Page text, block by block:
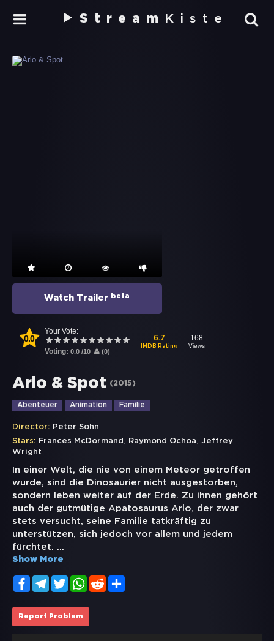
Stream Kiste
Watch Trailer beta
0.0
Your Vote:
Voting: 0.0 /10 (0)
6.7
IMDB Rating
168
Views
Arlo & Spot (2015)
Abenteuer Animation Familie
Director: Peter Sohn
Stars: Frances McDormand , Raymond Ochoa, Jeffrey
Wright
In einer Welt, die nie von einem Meteor getroffen
wurde, sind die Dinosaurier nicht ausgestorben,
sondern leben weiter auf der Erde. Zu ihnen gehört
auch der gutmütige Apatosaurus Arlo, der zwar
stets versucht, seine Familie tatkräftig zu
unterstützen, sich jedoch vor allem und jedem
fürchtet. ...
Show More
FacebookTelegramTwitterWhatsApp
Reddit
Report Problem